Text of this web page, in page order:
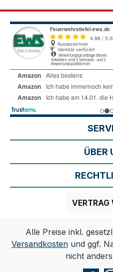
ÜBER
VERTRAG
Alle Preise inkl.
Versandkostenund ggf.
nicht